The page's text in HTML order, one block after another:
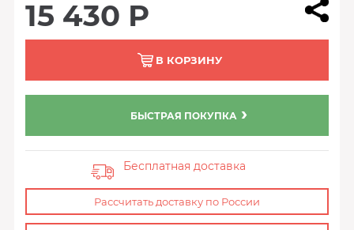
15 430 Р
В КОРЗИНУ
БЫСТРАЯ ПОКУПКА
Бесплатная доставка
Рассчитать доставку по России